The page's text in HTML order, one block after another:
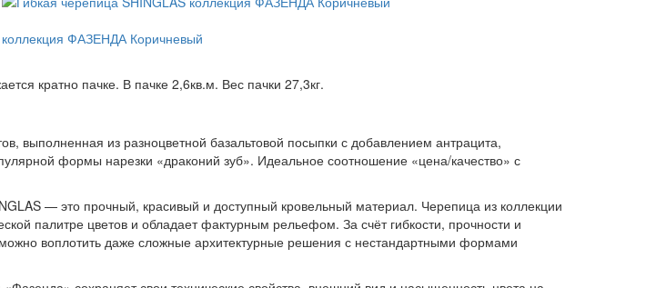
коллекция ФАЗЕНДА Коричневый
кратно пачке. В пачке 2,6кв.м. Вес пачки 27,3кг.
выполненная из разноцветной базальтовой посыпки с добавлением антрацита,
формы нарезки «драконий зуб». Идеальное соотношение «цена/качество» с
— это прочный, красивый и доступный кровельный материал. Черепица из коллекции
палитре цветов и обладает фактурным рельефом. За счёт гибкости, прочности и
воплотить даже сложные архитектурные решения с нестандартными формами